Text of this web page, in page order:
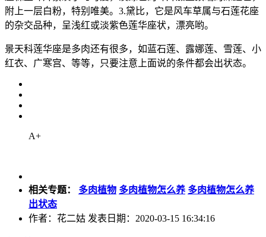
附上一层白粉，特别唯美。3.黛比，它是风车草属与石莲花座
的杂交品种，呈浅红或淡紫色莲华座状，漂亮哟。
景天科莲华座是多肉还有很多，如蓝石莲、露娜莲、雪莲、小
红衣、广寒宫、等等，只要注意上面说的条件都会出状态。
A+
相关专题： 多肉植物 多肉植物怎么养 多肉植物怎么养
出状态
作者：花二姑 发表日期：2020-03-15 16:34:16